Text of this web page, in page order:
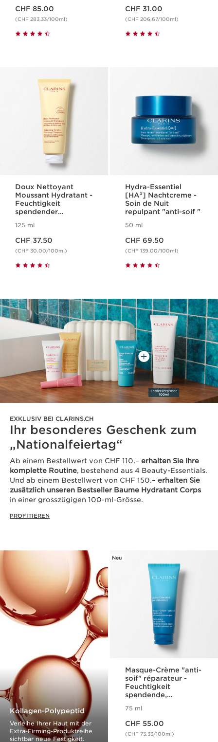
CHF 85.00
(CHF 283.33/100ml)
CHF 31.00
(CHF 206.67/100ml)
Doux Nettoyant
Moussant Hydratant -
Feuchtigkeit
spendender
für normale bis
trockene Haut
125 ml
CHF 37.50
(CHF 30.00/100ml)
Hydra-Essentiel
[HA²] Nachtcreme -
Soin de Nuit
repulpant "anti-soif "
50 ml
CHF 69.50
(CHF 139.00/100ml)
EXKLUSIV BEI CLARINS.CH
Ihr besonderes Geschenk zum
„Nationalfeiertag“
Ab einem Bestellwert von CHF 110.– erhalten Sie Ihre
komplette Routine, bestehend aus 4 Beauty-Essentials.
Und ab einem Bestellwert von CHF 150.– erhalten Sie
zusätzlich unseren Bestseller Baume Hydratant Corps
in einer grosszügigen 100-ml-Grösse.
PROFITIEREN
Kollagen-Polypeptid
Verleihe Ihrer Haut mit der
Extra-Firming-Produktreihe
sichtbar neue Festigkeit.
Neu
Masque-Crème "anti-
soif" réparateur -
Feuchtigkeit
spendende,
Maske
75 ml
CHF 55.00
(CHF 73.33/100ml)